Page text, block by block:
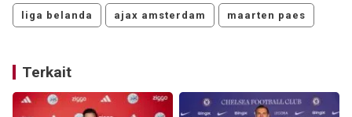
liga belanda ajax amsterdam maarten paes
Terkait